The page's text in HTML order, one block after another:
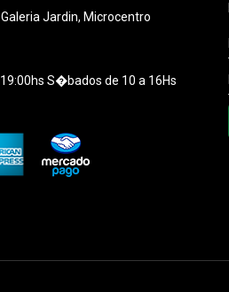
Jardin, Microcentro
S�bados de 10 a 16Hs